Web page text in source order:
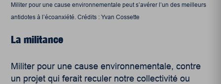
Militer pour une cause environnementale peut s’avérer l’un des meilleurs
antidotes à l’écoanxiété. Crédits : Yvan Cossette
La militance
Militer pour une cause environnementale, contre
un projet qui ferait reculer notre collectivité ou